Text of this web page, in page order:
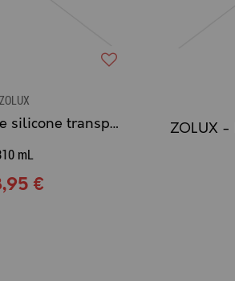
ZOLUX
ZOLUX - Colle silicone transparente 310 mL
mL
€